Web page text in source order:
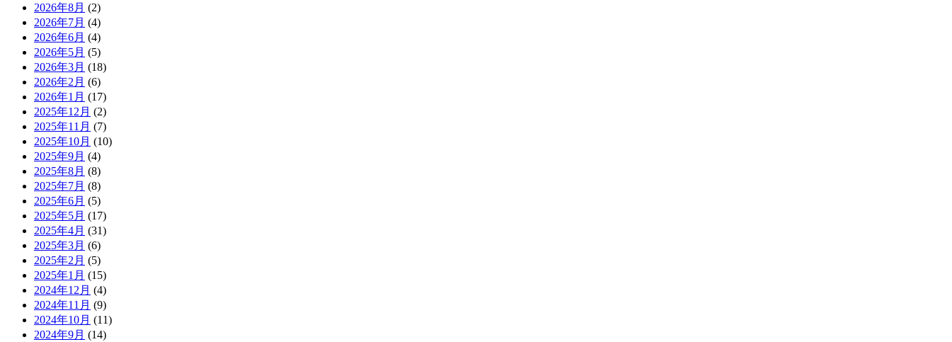
2026年8月 (2)
2026年7月 (4)
2026年6月 (4)
2026年5月 (5)
2026年3月 (18)
2026年2月 (6)
2026年1月 (17)
2025年12月 (2)
2025年11月 (7)
2025年10月 (10)
2025年9月 (4)
2025年8月 (8)
2025年7月 (8)
2025年6月 (5)
2025年5月 (17)
2025年4月 (31)
2025年3月 (6)
2025年2月 (5)
2025年1月 (15)
2024年12月 (4)
2024年11月 (9)
2024年10月 (11)
2024年9月 (14)